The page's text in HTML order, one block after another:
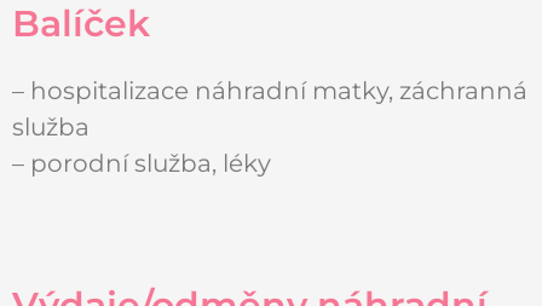
Balíček
– hospitalizace náhradní matky, záchranná
služba
– porodní služba, léky